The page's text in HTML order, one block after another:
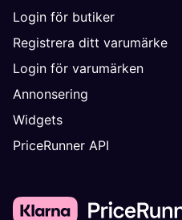
Login för butiker
Registrera ditt varumärke
Login för varumärken
Annonsering
Widgets
PriceRunner API